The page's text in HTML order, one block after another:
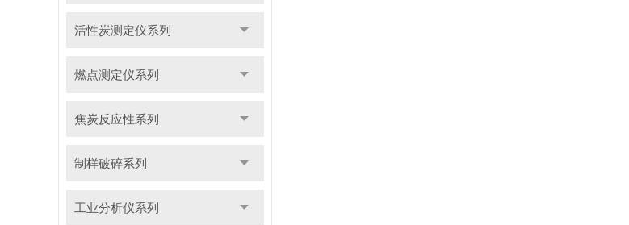
活性炭测定仪系列
燃点测定仪系列
焦炭反应性系列
制样破碎系列
工业分析仪系列